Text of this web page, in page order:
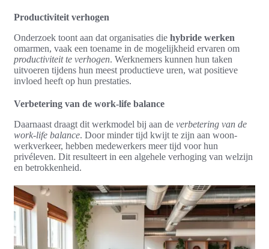
Productiviteit verhogen
Onderzoek toont aan dat organisaties die hybride werken
omarmen, vaak een toename in de mogelijkheid ervaren om
productiviteit te verhogen. Werknemers kunnen hun taken
uitvoeren tijdens hun meest productieve uren, wat positieve
invloed heeft op hun prestaties.
Verbetering van de work-life balance
Daarnaast draagt dit werkmodel bij aan de verbetering van de
work-life balance. Door minder tijd kwijt te zijn aan woon-
werkverkeer, hebben medewerkers meer tijd voor hun
privéleven. Dit resulteert in een algehele verhoging van welzijn
en betrokkenheid.